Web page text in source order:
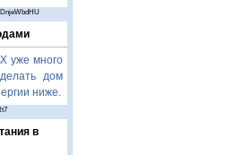
уже много
дом
ниже.
в